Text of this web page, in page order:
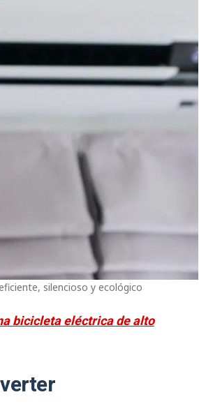
silencioso y ecológico
bicicleta eléctrica de alto